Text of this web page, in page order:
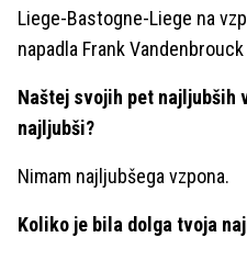
Liege-Bastogne-Liege na
napadla Frank
Naštej svojih pet najljubših
najljubši?
Nimam najljubšega vzpona.
Koliko je bila dolga tvoja